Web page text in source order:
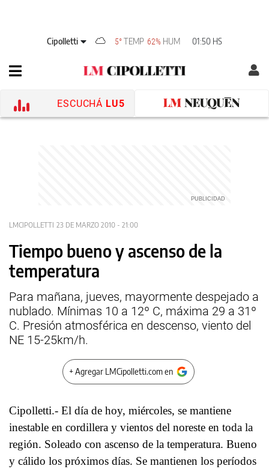
Cipolletti 5° TEMP 62% HUM 01:50 HS
ESCUCHÁ LU5
LMCIPOLLETTI 23 DE MARZO 2010 - 21:00
Tiempo bueno y ascenso de la
temperatura
Para mañana, jueves, mayormente despejado a
nublado. Mínimas 10 a 12º C, máxima 29 a 31º
C. Presión atmosférica en descenso, viento del
NE 15-25km/h.
+ Agregar LMCipolletti.com en
Cipolletti.- El día de hoy, miércoles, se mantiene
inestable en cordillera y vientos del noreste en toda la
región. Soleado con ascenso de la temperatura. Bueno
y cálido los próximos días. Se mantienen los períodos